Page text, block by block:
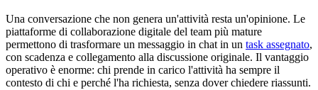
Una conversazione che non genera un'attività resta un'opinione. Le
piattaforme di collaborazione digitale del team più mature
permettono di trasformare un messaggio in chat in un task assegnato,
con scadenza e collegamento alla discussione originale. Il vantaggio
operativo è enorme: chi prende in carico l'attività ha sempre il
contesto di chi e perché l'ha richiesta, senza dover chiedere riassunti.